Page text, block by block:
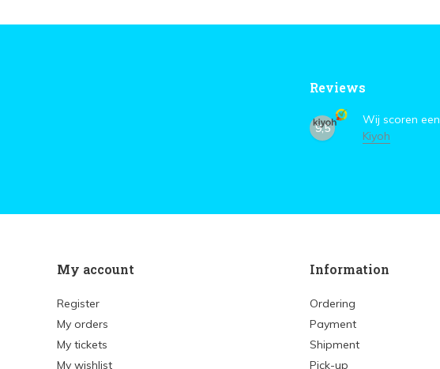
Reviews
9,5
Wij scoren een
Kiyoh
My account
Register
My orders
My tickets
My wishlist
Information
Ordering
Payment
Shipment
Pick-up